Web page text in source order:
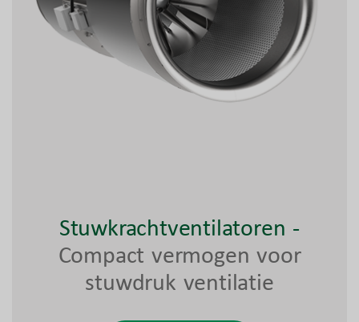
Stuwkrachtventilatoren -
Compact vermogen voor
stuwdruk ventilatie